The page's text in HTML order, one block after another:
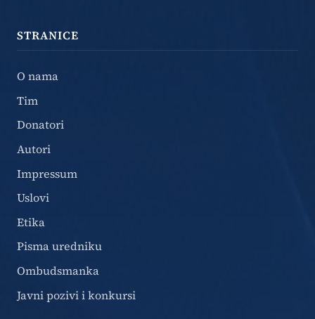
STRANICE
O nama
Tim
Donatori
Autori
Impressum
Uslovi
Etika
Pisma uredniku
Ombudsmanka
Javni pozivi i konkursi